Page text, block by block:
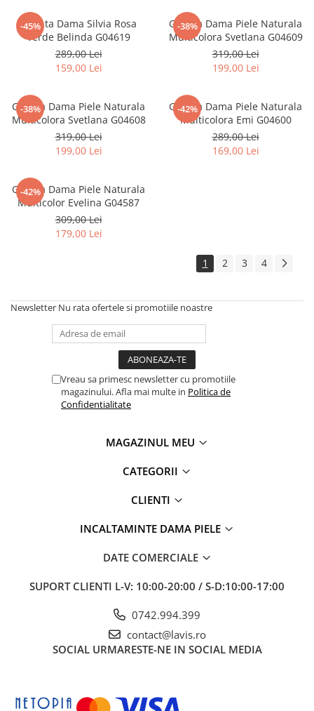
-45%
Geanta Dama Silvia Rosa
Verde Belinda G04619
289,00 Lei
159,00 Lei
-38%
Geanta Dama Piele Naturala
Multicolora Svetlana G04609
319,00 Lei
199,00 Lei
-38%
Geanta Dama Piele Naturala
Multicolora Svetlana G04608
319,00 Lei
199,00 Lei
-42%
Geanta Dama Piele Naturala
Multicolora Emi G04600
289,00 Lei
169,00 Lei
-42%
Geanta Dama Piele Naturala
Multicolor Evelina G04587
309,00 Lei
179,00 Lei
1 2 3 4
Newsletter Nu rata ofertele si promotiile noastre
Vreau sa primesc newsletter cu promotiile
magazinului. Afla mai multe in Politica de
Confidentialitate
MAGAZINUL MEU
CATEGORII
CLIENTI
INCALTAMINTE DAMA PIELE
DATE COMERCIALE
SUPORT CLIENTI L-V: 10:00-20:00 / S-D:10:00-17:00
0742.994.399
contact@lavis.ro
SOCIAL URMARESTE-NE IN SOCIAL MEDIA